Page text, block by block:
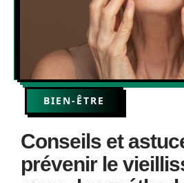
BIEN-ÊTRE
Conseils et
prévenir le